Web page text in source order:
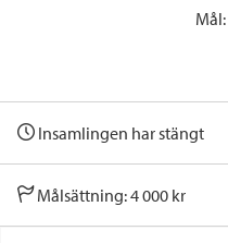
Mål:
Insamlingen har stängt
Målsättning: 4 000 kr